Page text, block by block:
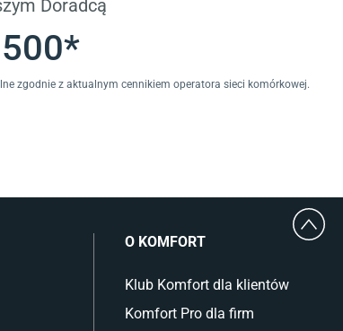
Płytki marmurowe
Doradcą
zgodnie z aktualnym cennikiem operatora sieci komórkowej.
O KOMFORT
Klub Komfort dla klientów
Komfort Pro dla firm